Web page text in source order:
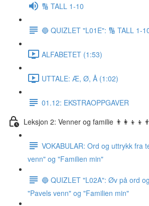
🔢 TALL 1-10
🔵 QUIZLET "L01E": 🔢 TALL 1-
ALFABETET (1:53)
UTTALE: Æ, Ø, Å (1:02)
01.12: EKSTRAOPPGAVER
Leksjon 2: Venner og familie 👨‍👩‍👦‍👦
VOKABULAR: Ord og uttrykk fra
venn" og "Familien min"
🔵 QUIZLET "L02A": Øv på ord
"Pavels venn" og "Familien min"